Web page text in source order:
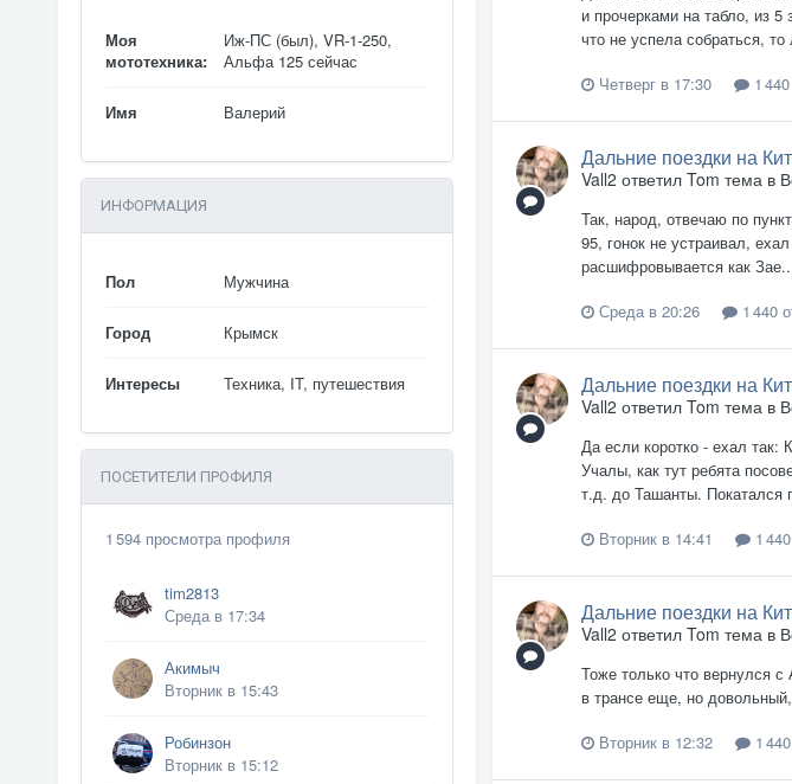
Моя
мототехника:
Иж-ПС (был), VR-1-250,
Альфа 125 сейчас
Имя Валерий
ИНФОРМАЦИЯ
Пол Мужчина
Город Крымск
Интересы Техника, IT, путешествия
ПОСЕТИТЕЛИ ПРОФИЛЯ
1 594 просмотра профиля
tim2813
Среда в 17:34
Акимыч
Вторник в 15:43
Робинзон
Вторник в 15:12
и прочерками на табло, из 5
что не успела собраться,
Четверг в 17:30
1 440
Дальние поездки на
Vall2 ответил Tom тема в
Так, народ, отвечаю по
95, гонок не устраивал,
расшифровывается как
Среда в 20:26
1 440
Дальние поездки на
Vall2 ответил Tom тема в
Да если коротко - ехал
Учалы, как тут ребята
т.д. до Ташанты. Покатался
Вторник в 14:41
1
Дальние поездки на
Vall2 ответил Tom тема в
Тоже только что вернулся
в трансе еще, но
Вторник в 12:32
1